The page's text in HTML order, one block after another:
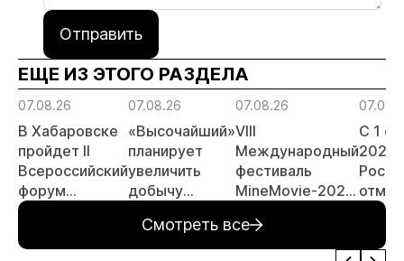
Отправить
ЕЩЕ ИЗ ЭТОГО РАЗДЕЛА
07.08.26
В Хабаровске
пройдет II
Всероссийский
форум
«Россыпное
России»
07.08.26
«Высочайший»
планирует
увеличить
добычу
тонн в 2026
году
07.08.26
VIII
Международный
фестиваль
MineMovie-2026
заявок
С 1
2026
Смотреть все